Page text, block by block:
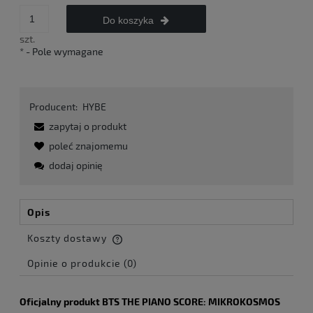
szt.
Do koszyka
* - Pole wymagane
Producent: HYBE
zapytaj o produkt
poleć znajomemu
dodaj opinię
Opis
Koszty dostawy
Cena nie zawiera ewentualnych kosztów płatności
Opinie o produkcie (0)
Oficjalny produkt BTS THE PIANO SCORE: MIKROKOSMOS